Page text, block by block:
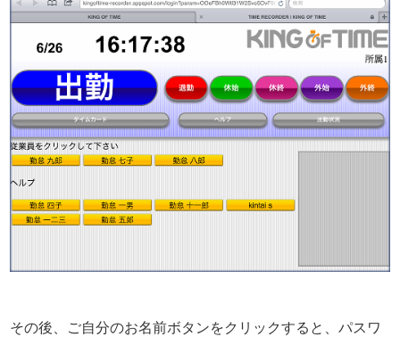
その後、ご自分のお名前ボタンをクリックすると、パスワ